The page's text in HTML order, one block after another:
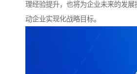
理经验提升，也将为企业未来的发展
动企业实现化战略目标。